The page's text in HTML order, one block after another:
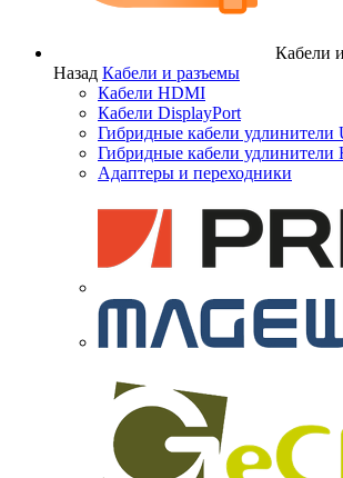
Кабели
Назад Кабели и разъемы
Кабели HDMI
Кабели DisplayPort
Гибридные кабели удлинители
Гибридные кабели удлинители
Адаптеры и переходники